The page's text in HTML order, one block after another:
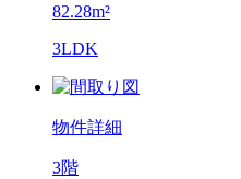
82.28m²
3LDK
物件詳細
3階